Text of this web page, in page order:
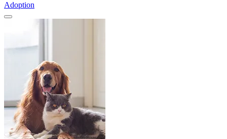
Adoption